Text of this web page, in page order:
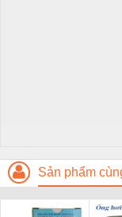
Sản phẩm